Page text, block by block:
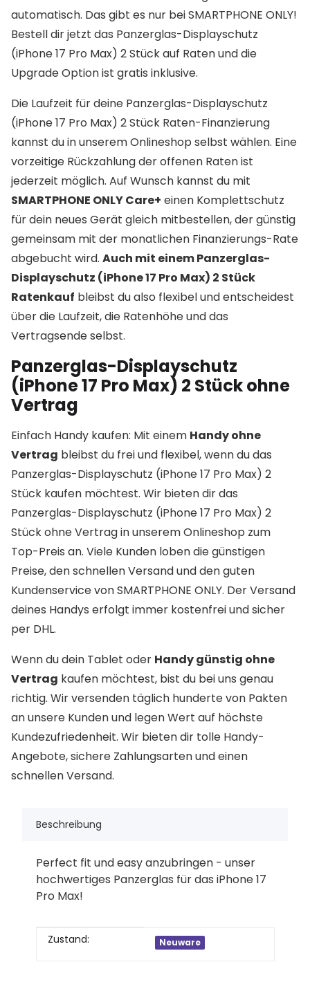
automatisch. Das gibt es nur bei SMARTPHONE ONLY!
Bestell dir jetzt das Panzerglas-Displayschutz
(iPhone 17 Pro Max) 2 Stück auf Raten und die
Upgrade Option ist gratis inklusive.
Die Laufzeit für deine Panzerglas-Displayschutz
(iPhone 17 Pro Max) 2 Stück Raten-Finanzierung
kannst du in unserem Onlineshop selbst wählen. Eine
vorzeitige Rückzahlung der offenen Raten ist
jederzeit möglich. Auf Wunsch kannst du mit
SMARTPHONE ONLY Care+ einen Komplettschutz
für dein neues Gerät gleich mitbestellen, der günstig
gemeinsam mit der monatlichen Finanzierungs-Rate
abgebucht wird. Auch mit einem Panzerglas-
Displayschutz (iPhone 17 Pro Max) 2 Stück
Ratenkauf bleibst du also flexibel und entscheidest
über die Laufzeit, die Ratenhöhe und das
Vertragsende selbst.
Panzerglas-Displayschutz
(iPhone 17 Pro Max) 2 Stück ohne
Vertrag
Einfach Handy kaufen: Mit einem Handy ohne
Vertrag bleibst du frei und flexibel, wenn du das
Panzerglas-Displayschutz (iPhone 17 Pro Max) 2
Stück kaufen möchtest. Wir bieten dir das
Panzerglas-Displayschutz (iPhone 17 Pro Max) 2
Stück ohne Vertrag in unserem Onlineshop zum
Top-Preis an. Viele Kunden loben die günstigen
Preise, den schnellen Versand und den guten
Kundenservice von SMARTPHONE ONLY. Der Versand
deines Handys erfolgt immer kostenfrei und sicher
per DHL.
Wenn du dein Tablet oder Handy günstig ohne
Vertrag kaufen möchtest, bist du bei uns genau
richtig. Wir versenden täglich hunderte von Pakten
an unsere Kunden und legen Wert auf höchste
Kundezufriedenheit. Wir bieten dir tolle Handy-
Angebote, sichere Zahlungsarten und einen
schnellen Versand.
Beschreibung
Perfect fit und easy anzubringen - unser
hochwertiges Panzerglas für das iPhone 17
Pro Max!
Produkteigenschaft
Wert
Zustand: Neuware